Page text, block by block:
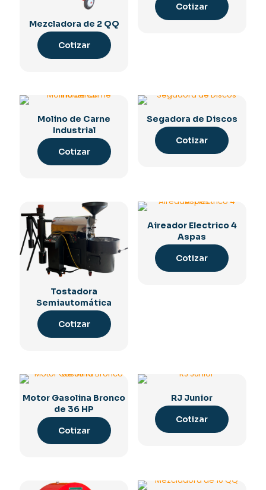
Mezcladora de 2 QQ
Cotizar
Cotizar
Molino de Carne
Industrial
Cotizar
Segadora de Discos
Cotizar
Tostadora
Semiautomática
Cotizar
Aireador Electrico 4
Aspas
Cotizar
Motor Gasolina Bronco
de 36 HP
Cotizar
RJ Junior
Cotizar